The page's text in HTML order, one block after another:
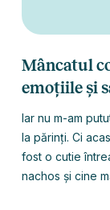
Mâncatul
emoțiile și
Iar nu m-am
la părinți. Ci
fost o cutie
nachos și cine